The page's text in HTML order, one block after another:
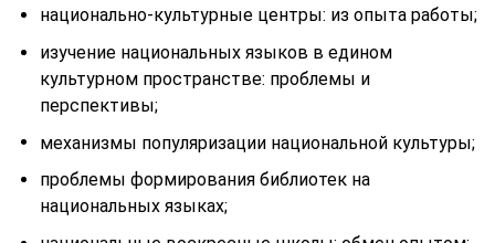
национально-культурные центры: из опыта работы;
изучение национальных языков в едином
культурном пространстве: проблемы и
перспективы;
механизмы популяризации национальной культуры;
проблемы формирования библиотек на
национальных языках;